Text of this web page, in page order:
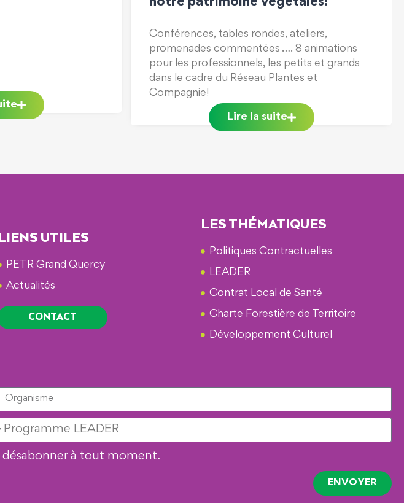
suite
Forestières d’Occitanie le jeudi 7 novembre
2024 à Soulomès.
Lire la suite
LIENS UTILES
PETR Grand Quercy
Actualités
CONTACT
LES THÉMATIQUES
Politiques Contractuelles
LEADER
Contrat Local de Santé
Charte Forestière de Territoire
Développement Culturel
à tout moment.
ENVOYER